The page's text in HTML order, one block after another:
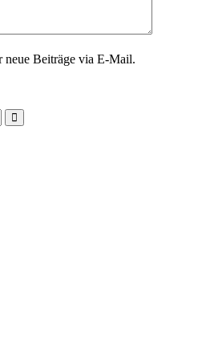
neue Beiträge via E-Mail.